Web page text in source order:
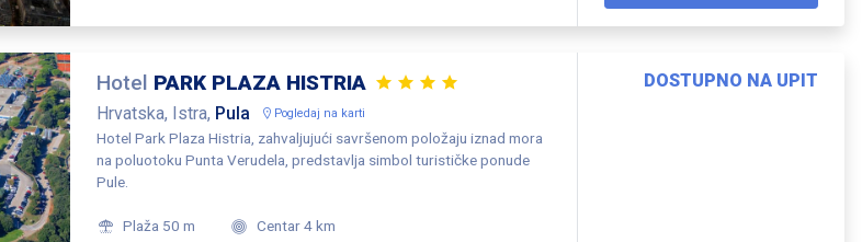
Hotel PARK PLAZA HISTRIA
Hrvatska, Istra, Pula Pogledaj na karti
Hotel Park Plaza Histria, zahvaljujući savršenom položaju iznad mora
na poluotoku Punta Verudela, predstavlja simbol turističke ponude
Pule.
Plaža 50 m
Centar 4 km
DOSTUPNO NA UPIT